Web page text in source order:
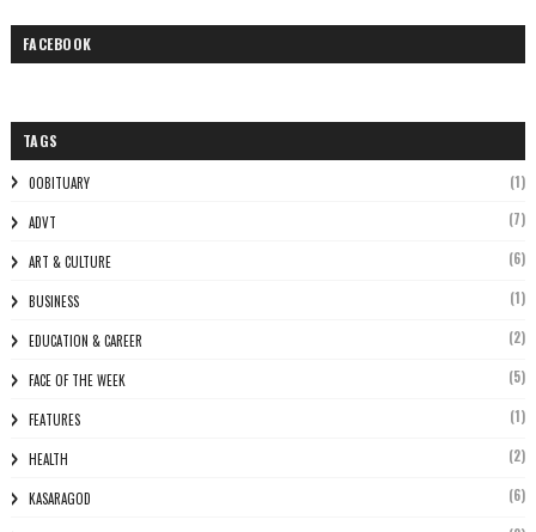
FACEBOOK
TAGS
0OBITUARY (1)
ADVT (7)
ART & CULTURE (6)
BUSINESS (1)
EDUCATION & CAREER (2)
FACE OF THE WEEK (5)
FEATURES (1)
HEALTH (2)
KASARAGOD (6)